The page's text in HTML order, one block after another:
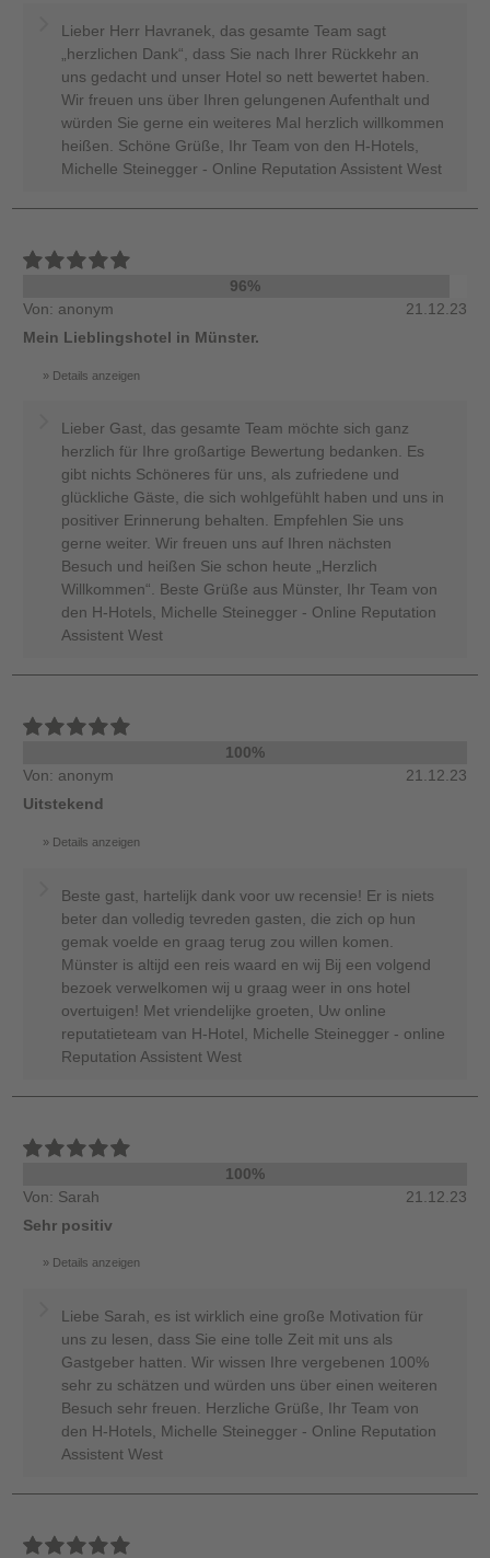
Lieber Herr Havranek, das gesamte Team sagt
„herzlichen Dank“, dass Sie nach Ihrer Rückkehr an
uns gedacht und unser Hotel so nett bewertet haben.
Wir freuen uns über Ihren gelungenen Aufenthalt und
würden Sie gerne ein weiteres Mal herzlich willkommen
heißen. Schöne Grüße, Ihr Team von den H-Hotels,
Michelle Steinegger - Online Reputation Assistent West
96%
Von: anonym
21.12.23
Mein Lieblingshotel in Münster.
Details anzeigen
Lieber Gast, das gesamte Team möchte sich ganz
herzlich für Ihre großartige Bewertung bedanken. Es
gibt nichts Schöneres für uns, als zufriedene und
glückliche Gäste, die sich wohlgefühlt haben und uns in
positiver Erinnerung behalten. Empfehlen Sie uns
gerne weiter. Wir freuen uns auf Ihren nächsten
Besuch und heißen Sie schon heute „Herzlich
Willkommen“. Beste Grüße aus Münster, Ihr Team von
den H-Hotels, Michelle Steinegger - Online Reputation
Assistent West
100%
Von: anonym
21.12.23
Uitstekend
Details anzeigen
Beste gast, hartelijk dank voor uw recensie! Er is niets
beter dan volledig tevreden gasten, die zich op hun
gemak voelde en graag terug zou willen komen.
Münster is altijd een reis waard en wij Bij een volgend
bezoek verwelkomen wij u graag weer in ons hotel
overtuigen! Met vriendelijke groeten, Uw online
reputatieteam van H-Hotel, Michelle Steinegger - online
Reputation Assistent West
100%
Von: Sarah
21.12.23
Sehr positiv
Details anzeigen
Liebe Sarah, es ist wirklich eine große Motivation für
uns zu lesen, dass Sie eine tolle Zeit mit uns als
Gastgeber hatten. Wir wissen Ihre vergebenen 100%
sehr zu schätzen und würden uns über einen weiteren
Besuch sehr freuen. Herzliche Grüße, Ihr Team von
den H-Hotels, Michelle Steinegger - Online Reputation
Assistent West